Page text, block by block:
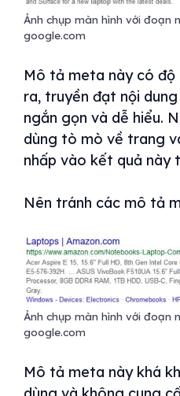
Ảnh chụp màn hình với đoạn
google.com
Mô tả meta này có độ
ra, truyền đạt nội
ngắn gọn và dễ hiểu.
dùng tò mò về trang
nhấp vào kết quả này
Nên tránh các mô tả
Ảnh chụp màn hình với đoạn
google.com
Mô tả meta này khá